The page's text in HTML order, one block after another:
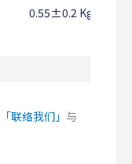
0.55±0.2 Kg/25mm
「联络我们」 与